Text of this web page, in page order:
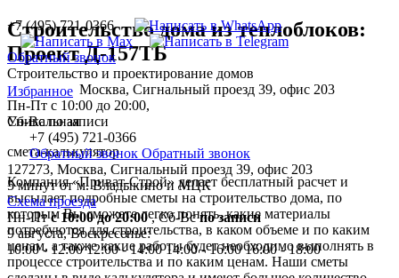
+7 (495) 721-0366
Обратный звонок
Строительство и проектирование домов
Москва, Сигнальный проезд 39, офис 203
Пн-Пт с 10:00 до 20:00,
Сб-Вс по записи
+7 (495) 721-0366
Обратный звонок Обратный звонок
127273, Москва, Сигнальный проезд 39, офис 203
5 минут от м. Владыкино и МЦК
Схема проезда
Пн-Птс 10:00 до 20:00,Сб-Вспо записи
9 августа, Воскресенье:
10:00 - 12:00 12:00 - 14:00 14:00 - 16:00 16:00 - 18:00
Строительство дома из теплоблоков:
Проект Д-157ТБ
Избранное
Уникальная
смета-калькулятор
Компания «Приват-Строй» делает бесплатный расчет и
высылает подробные сметы на строительство дома, по
которым Вы сможете легко понять, какие материалы
потребуются для строительства, в каком объеме и по каким
ценам, а также какие работы будет необходимо выполнять в
процессе строительства и по каким ценам. Наши сметы